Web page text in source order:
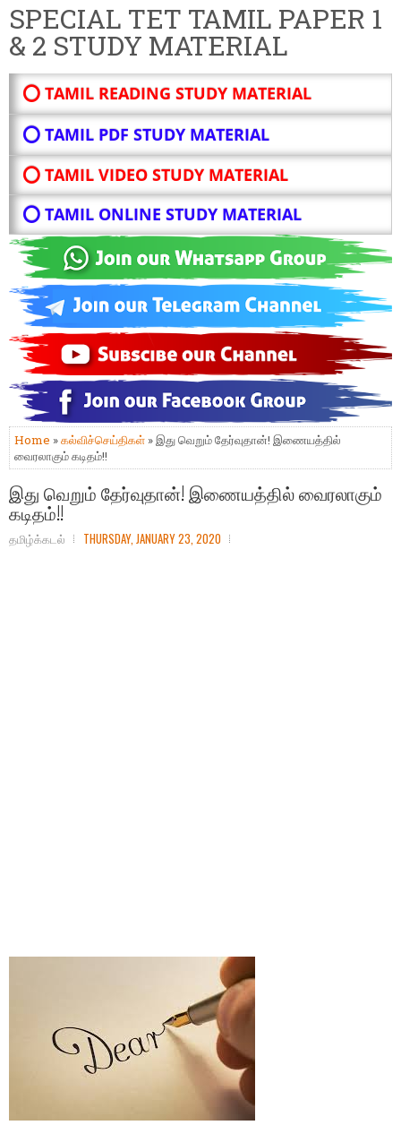
SPECIAL TET TAMIL PAPER 1
& 2 STUDY MATERIAL
⭕ TAMIL READING STUDY MATERIAL
⭕ TAMIL PDF STUDY MATERIAL
⭕ TAMIL VIDEO STUDY MATERIAL
⭕ TAMIL ONLINE STUDY MATERIAL
Home »கல்விச்செய்திகள் » இது வெறும் தேர்வுதான்! இணையத்தில்
வைரலாகும் கடிதம்!!
இது வெறும் தேர்வுதான்! இணையத்தில் வைரலாகும்
கடிதம்!!
தமிழ்க்கடல் THURSDAY, JANUARY 23, 2020